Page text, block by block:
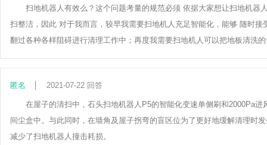
扫地机器人有效么？这个问题考量的规范必须 依据大家想让扫地机
扫整洁，因此 对于我而言，较早我需要扫地机人充足智能化，能够 随时
翻过各种各样阻碍进行清理工作中；再度我需要扫地机人可以把地板清洗
匿名 2021-07-22 回答
在屋子的清扫中，石头扫地机器人P5的智能化变速单侧刷和2000Pa
间尘盒中。与此同时，在墙角及屋子拐弯的盲区位为了更好地缓解清理时
减少了扫地机器人撞击耗损。